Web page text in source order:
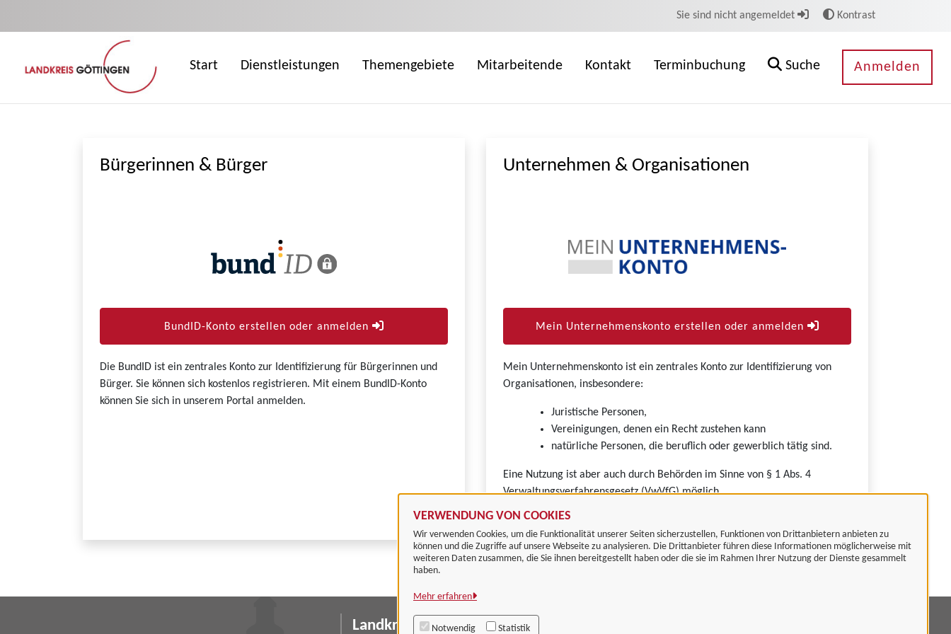
VERWENDUNG VON COOKIES
Wir verwenden Cookies, um die Funktionalität unserer Seiten sicherzustellen, Funktionen von Drittanbietern anbieten zu
können und die Zugriffe auf unsere Webseite zu analysieren. Die Drittanbieter führen diese Informationen möglicherweise mit
weiteren Daten zusammen, die Sie ihnen bereitgestellt haben oder die sie im Rahmen Ihrer Nutzung der Dienste gesammelt
haben.
Mehr erfahren
Notwendig Statistik
Sie sind nicht angemeldet Kontrast
Start Dienstleistungen Themengebiete Mitarbeitende Kontakt Terminbuchung Suche Anmelden
Bürgerinnen & Bürger
BundID-Konto erstellen oder anmelden
Die BundID ist ein zentrales Konto zur Identifizierung für Bürgerinnen und
Bürger. Sie können sich kostenlos registrieren. Mit einem BundID-Konto
können Sie sich in unserem Portal anmelden.
Unternehmen & Organisationen
Mein Unternehmenskonto erstellen oder anmelden
Mein Unternehmenskonto ist ein zentrales Konto zur Identifizierung von
Organisationen, insbesondere:
Juristische Personen,
Vereinigungen, denen ein Recht zustehen kann
natürliche Personen, die beruflich oder gewerblich tätig sind.
Eine Nutzung ist aber auch durch Behörden im Sinne von § 1 Abs. 4
Verwaltungsverfahrensgesetz (VwVfG) möglich.
Landkreis Göttingen